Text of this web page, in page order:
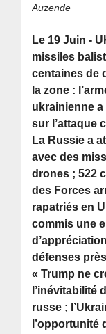
Auzende
Le 19 Juin -
missiles
centaines de
la zone :
ukrainienne
sur l’attaque
La Russie a
avec des
drones ; 522
des Forces
rapatriés en
commis une
défenses
« Trump ne
l’inévitabilité
russe ;
l’opportunité